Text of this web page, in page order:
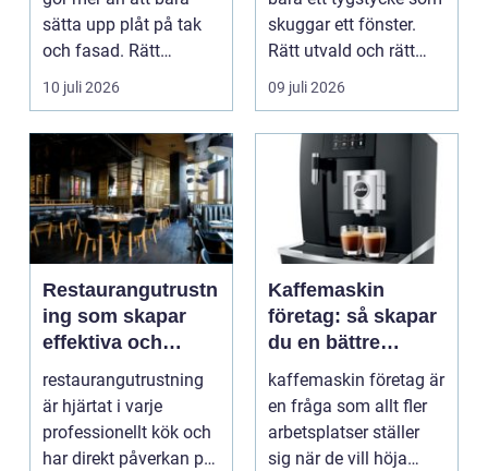
sätta upp plåt på tak
och fasad. Rätt
plåtarbeten skyddar ...
10 juli 2026
skuggar ett fönster.
Rätt utvald och rätt
monterad blir d...
09 juli 2026
Restaurangutrustn
ing som skapar
effektiva och
lönsamma
köksmiljöer
restaurangutrustning
är hjärtat i varje
professionellt kök och
har direkt påverkan på
Kaffemaskin
företag: så skapar
du en bättre
arbetsvardag med
rätt val
kaffemaskin företag är
en fråga som allt fler
arbetsplatser ställer
sig när de vill höja